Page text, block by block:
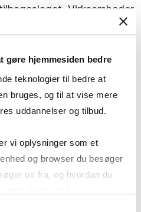
gøre hjemmesiden bedre
teknologier til bedre at
bruges, og til at vise mere
uddannelser og tilbud.
vi oplysninger som et
og browser du besøger
os fra, og hvordan du
Virksomheder,
lærer ofte ingenting og
at kaste ideer på væggen
fast.
innovationsvaner
erhvervslivet, men AI kan
ledelsespraksisser,
eller skæve
kræver ledere,
beskytter åbne
træffer beslutninger
modestrømninger.